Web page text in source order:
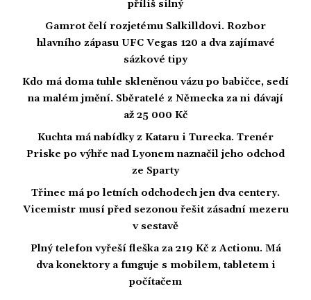
příliš silný
Gamrot čelí rozjetému Salkilldovi. Rozbor
hlavního zápasu UFC Vegas 120 a dva zajímavé
sázkové tipy
Kdo má doma tuhle skleněnou vázu po babičce, sedí
na malém jmění. Sběratelé z Německa za ni dávají
až 25 000 Kč
Kuchta má nabídky z Kataru i Turecka. Trenér
Priske po výhře nad Lyonem naznačil jeho odchod
ze Sparty
Třinec má po letních odchodech jen dva centery.
Vicemistr musí před sezonou řešit zásadní mezeru
v sestavě
Plný telefon vyřeší fleška za 219 Kč z Actionu. Má
dva konektory a funguje s mobilem, tabletem i
počítačem